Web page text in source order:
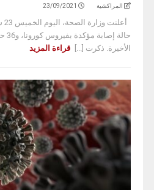
المراكشية 23/09/2021
الأخيرة. ذكرت [...]
قراءة المزيد